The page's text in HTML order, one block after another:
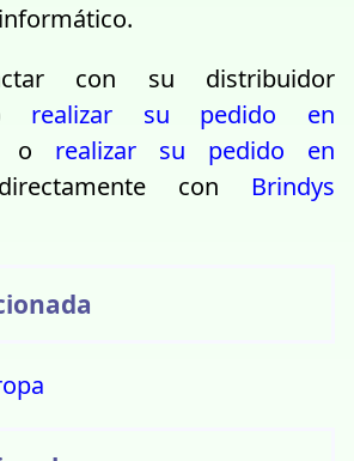
con su distribuidor
realizar su pedido en
o realizar su pedido en
con Brindys